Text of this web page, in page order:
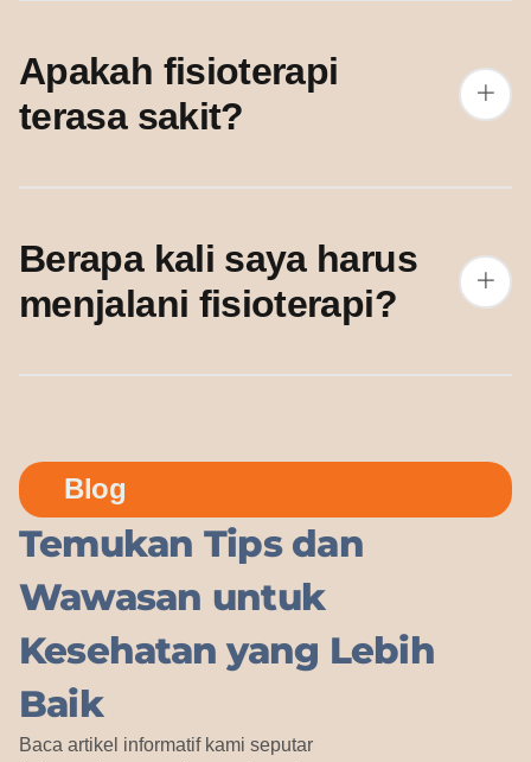
Apakah fisioterapi
terasa sakit?
Berapa kali saya harus
menjalani fisioterapi?
Blog
Temukan Tips dan
Wawasan untuk
Kesehatan yang Lebih
Baik
Baca artikel informatif kami seputar